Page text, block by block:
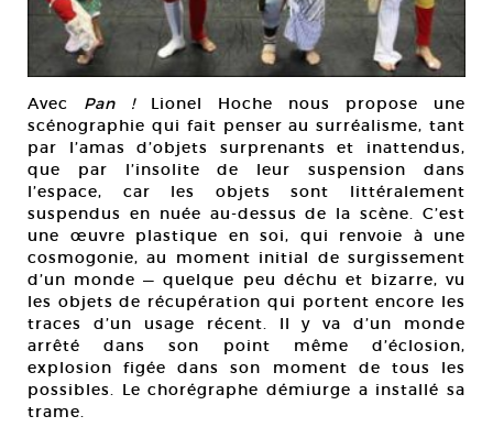
Avec Pan !Lionel Hoche nous propose une
scénographie qui fait penser au surréalisme, tant
par l’amas d’objets surprenants et inattendus,
que par l’insolite de leur suspension dans
l’espace, car les objets sont littéralement
suspendus en nuée au-dessus de la scène. C’est
une œuvre plastique en soi, qui renvoie à une
cosmogonie, au moment initial de surgissement
d’un monde — quelque peu déchu et bizarre, vu
les objets de récupération qui portent encore les
traces d’un usage récent. Il y va d’un monde
arrêté dans son point même d’éclosion,
explosion figée dans son moment de tous les
possibles. Le chorégraphe démiurge a installé sa
trame.